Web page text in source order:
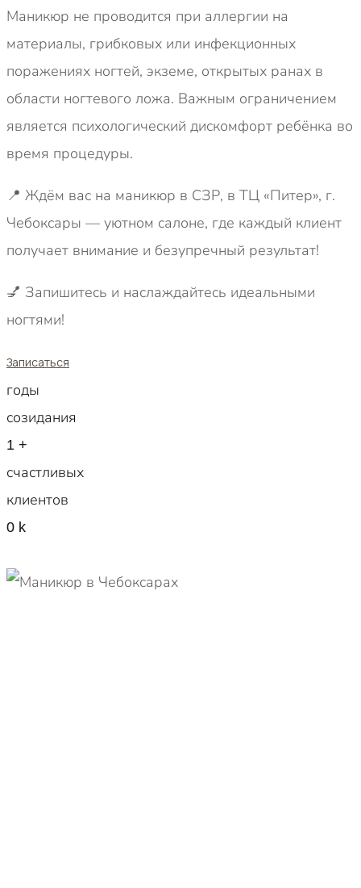
Маникюр не проводится при аллергии на
материалы, грибковых или инфекционных
поражениях ногтей, экземе, открытых ранах в
области ногтевого ложа. Важным ограничением
является психологический дискомфорт ребёнка во
время процедуры.
📍 Ждём вас на маникюр в СЗР, в ТЦ «Питер», г.
Чебоксары — уютном салоне, где каждый клиент
получает внимание и безупречный результат!
💅 Запишитесь и наслаждайтесь идеальными
ногтями!
Записаться
годы
созидания
1 +
счастливых
клиентов
0 k
beauty